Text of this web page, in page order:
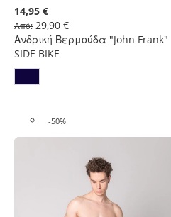
στη
Λίστα
Επιθυμιών
Ανδρική Βερμούδα "John Frank"
SIDE BIKE
14,95 €
Από 29,90 €
-50%